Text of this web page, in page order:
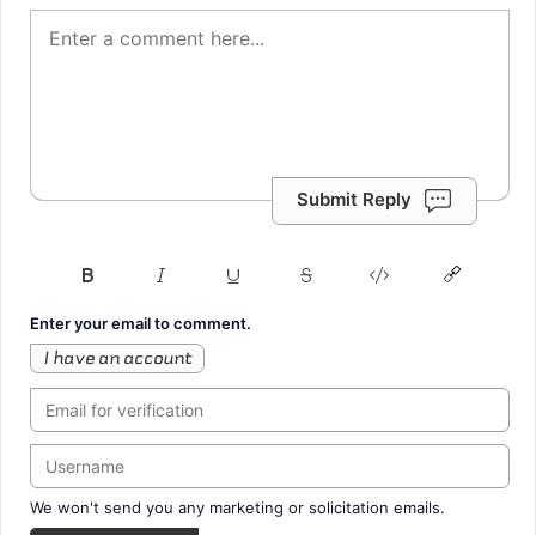
Submit Reply
Enter your email to comment.
I have an account
We won't send you any marketing or solicitation emails.